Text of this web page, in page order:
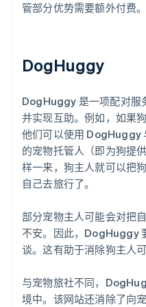
管部分优势需要额外付费。
DogHuggy
DogHuggy 是一项配对服
并实现互助。例如，如果
他们可以使用 DogHuggy
的宠物托管人（即为狗提
样一来，狗主人就可以把
自己去旅行了。
部分宠物主人可能会对把
不安。因此，DogHuggy
谈。这有助于消除狗主人
与宠物旅社不同，
境中。该网站还消除了向